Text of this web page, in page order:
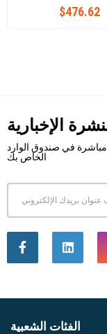
$476.62
في صندوق الوارد
الخاص بك
الفئات الشعبية